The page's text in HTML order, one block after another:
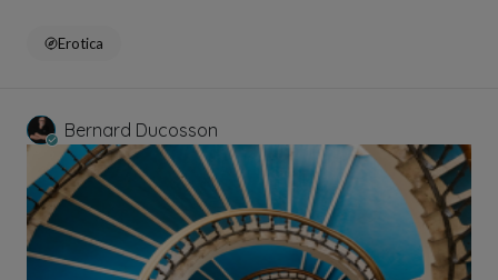
Erotica
Bernard Ducosson